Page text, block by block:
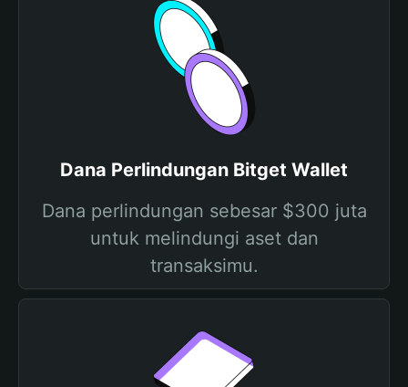
Dana Perlindungan Bitget Wallet
Dana perlindungan sebesar $300 juta
untuk melindungi aset dan
transaksimu.